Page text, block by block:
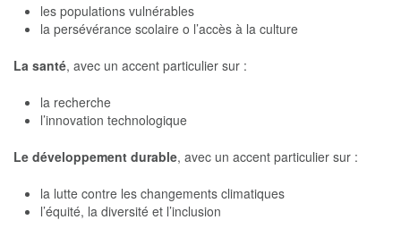
les populations vulnérables
la persévérance scolaire o l’accès à la culture
La santé, avec un accent particulier sur :
la recherche
l’innovation technologique
Le développement durable, avec un accent particulier sur :
la lutte contre les changements climatiques
l’équité, la diversité et l’inclusion